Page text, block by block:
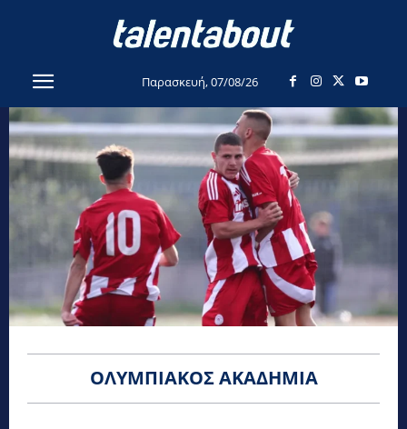
Παρασκευή, 07/08/26
ΟΛΥΜΠΙΑΚΌΣ ΑΚΑΔΗΜΊΑ